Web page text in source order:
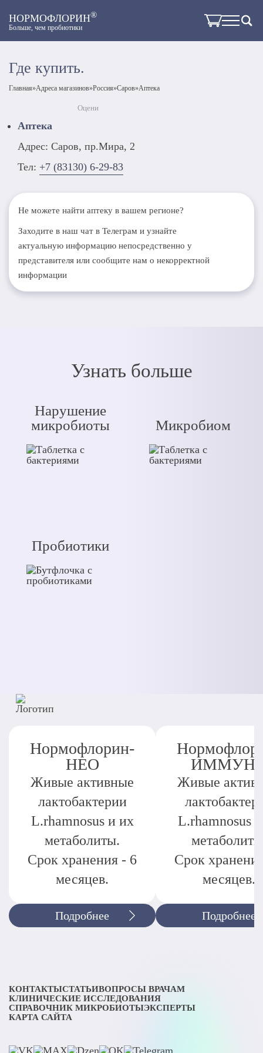
НОРМОФЛОРИН®
Больше, чем пробиотики
Где купить.
Главная»Адреса магазинов»Россия»Саров»Аптека
Оцени
Аптека
Адрес: Саров, пр.Мира, 2
Тел: +7 (83130) 6-29-83
Не можете найти аптеку в вашем регионе?
Заходите в наш чат в Телеграм и узнайте
актуальную информацию непосредственно у
представителя или сообщите нам о некорректной
информации
Узнать больше
Нарушение
микробиоты
Микробиом
Пробиотики
Подробнее
Нормофлорин-
НЕО
Живые активные
лактобактерии
L.rhamnosus и их
метаболиты.
Срок хранения - 6
месяцев.
Подробнее
Живые
L.rhamnosus
Срок
месяцев.
КОНТАКТЫСТАТЬИВОПРОСЫ ВРАЧАМ
КЛИНИЧЕСКИЕ ИССЛЕДОВАНИЯ
СПРАВОЧНИК МИКРОБИОТЫЭКСПЕРТЫ
КАРТА САЙТА